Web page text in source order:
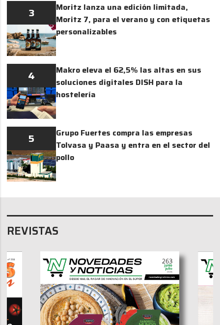
3
Moritz lanza una edición limitada,
Moritz 7, para el verano y con etiquetas
personalizables
4
Makro eleva el 62,5% las altas en sus
soluciones digitales DISH para la
hostelería
5
Grupo Fuertes compra las empresas
Tolvasa y Paasa y entra en el sector del
pollo
REVISTAS